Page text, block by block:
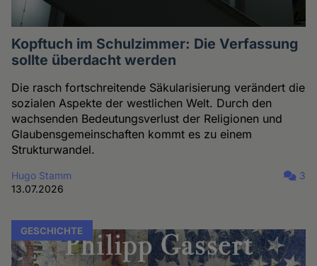
Kopftuch im Schulzimmer: Die Verfassung
sollte überdacht werden
Die rasch fortschreitende Säkularisierung verändert die
sozialen Aspekte der westlichen Welt. Durch den
wachsenden Bedeutungsverlust der Religionen und
Glaubensgemeinschaften kommt es zu einem
Strukturwandel.
Hugo Stamm
13.07.2026
3
GESCHICHTE